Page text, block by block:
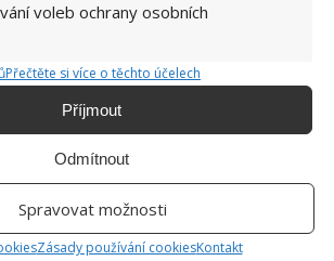
voleb ochrany osobních
Přečtěte si více o těchto účelech
Příjmout
Odmítnout
Spravovat možnosti
Zásady používání cookiesKontakt